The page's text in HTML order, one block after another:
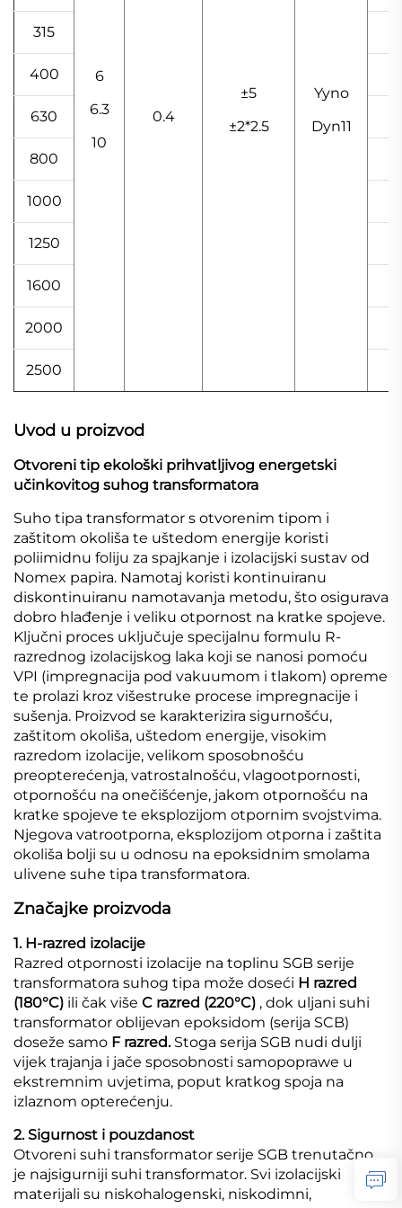
6
6.3
10
0.4
±5
±2*2.5
Yyno
Dyn11
315
400
630
800
1000
1250
1600
2000
2500
Uvod u proizvod
Otvoreni tip ekološki prihvatljivog energetski
učinkovitog suhog transformatora
Suho tipa transformator s otvorenim tipom i
zaštitom okoliša te uštedom energije koristi
poliimidnu foliju za spajkanje i izolacijski sustav od
Nomex papira. Namotaj koristi kontinuiranu
diskontinuiranu namotavanja metodu, što osigurava
dobro hlađenje i veliku otpornost na kratke spojeve.
Ključni proces uključuje specijalnu formulu R-
razrednog izolacijskog laka koji se nanosi pomoću
VPI (impregnacija pod vakuumom i tlakom) opreme
te prolazi kroz višestruke procese impregnacije i
sušenja. Proizvod se karakterizira sigurnošću,
zaštitom okoliša, uštedom energije, visokim
razredom izolacije, velikom sposobnošću
preopterećenja, vatrostalnošću, vlagootpornosti,
otpornošću na onečišćenje, jakom otpornošću na
kratke spojeve te eksplozijom otpornim svojstvima.
Njegova vatrootporna, eksplozijom otporna i zaštita
okoliša bolji su u odnosu na epoksidnim smolama
ulivene suhe tipa transformatora.
Značajke proizvoda
1. H-razred izolacije
Razred otpornosti izolacije na toplinu SGB serije
transformatora suhog tipa može doseći H razred
(180°C) ili čak više C razred (220°C) , dok uljani suhi
transformator oblijevan epoksidom (serija SCB)
doseže samo F razred. Stoga serija SGB nudi dulji
vijek trajanja i jače sposobnosti samopoprawe u
ekstremnim uvjetima, poput kratkog spoja na
izlaznom opterećenju.
2. Sigurnost i pouzdanost
Otvoreni suhi transformator serije SGB trenutačno
je najsigurniji suhi transformator. Svi izolacijski
materijali su niskohalogenski, niskodimni,